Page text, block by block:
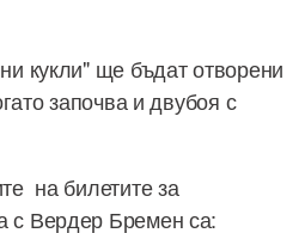
кукли" ще бъдат отворени
започва и двубоя с
на билетите за
с Вердер Бремен са: